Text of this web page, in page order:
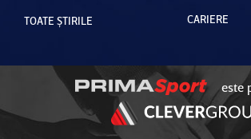
TOATE ȘTIRILE CARIERE
este